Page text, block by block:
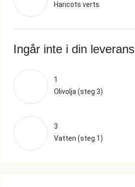
Haricots verts
Ingår inte i din leverans
1
Olivolja (steg 3)
3
Vatten (steg 1)